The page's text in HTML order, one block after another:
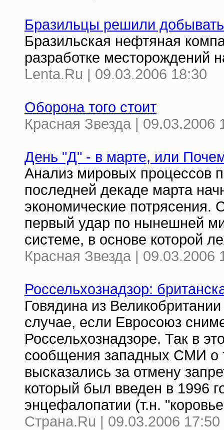
Бразильцы решили
Бразильская нефтяная
разработке месторождений
Lenta.Ru | 09.03.2006 18:30
Оборона того стоит
Красная Звезда | 09.03.2006
День "Д" - в марте, или
Анализ мировых процессов
последней декаде марта
экономические
первый удар по нынешней
системе, в основе которой
Красная Звезда | 09.03.2006
Россельхознадзор:
Говядина из
случае, если Евросоюз
Россельхознадзоре. Так в
сообщения западных СМИ о
высказались за отмену
который был введен в 1996
энцефалопатии (т.н.
Страна.Ru | 09.03.2006 17:50